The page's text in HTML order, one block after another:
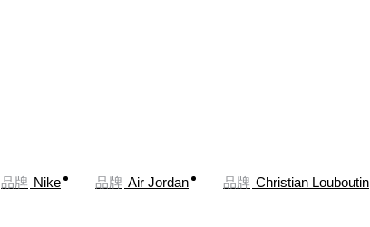
品牌 Nike 品牌 Air Jordan 品牌 Christian Louboutin